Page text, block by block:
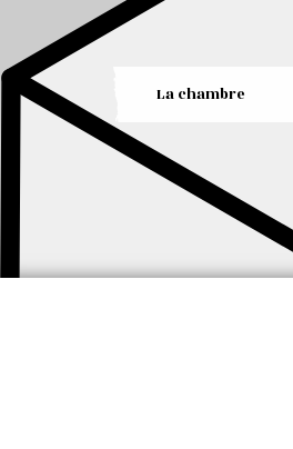
La chambre